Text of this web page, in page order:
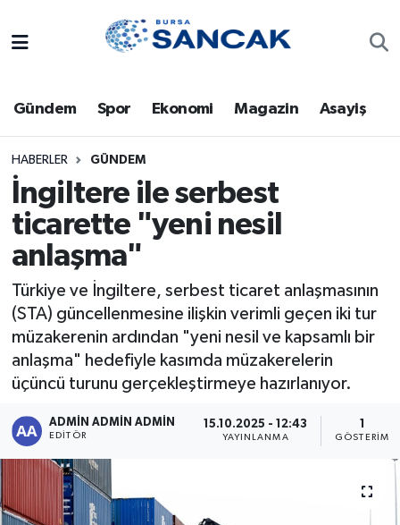
Gündem Spor Ekonomi Magazin Asayiş
HABERLER GÜNDEM
İngiltere ile serbest
ticarette "yeni nesil
anlaşma"
Türkiye ve İngiltere, serbest ticaret anlaşmasının
(STA) güncellenmesine ilişkin verimli geçen iki tur
müzakerenin ardından "yeni nesil ve kapsamlı bir
anlaşma" hedefiyle kasımda müzakerelerin
üçüncü turunu gerçekleştirmeye hazırlanıyor.
ADMİN ADMİN ADMİN
EDITÖR
15.10.2025 - 12:43
YAYINLANMA GÖSTERIM
Bursa
Dünya
Eğitim
Ekonomi
Genel
Gündem
Magazin
Sağlık
Siyaset
Trafik Durumu
Süper Lig Puan Durumu ve Fikstür
Tüm Manşetler
Son Dakika Haberleri
Haber Arşivi